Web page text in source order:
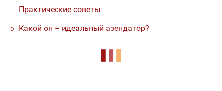
Практические советы
Какой он – идеальный арендатор?